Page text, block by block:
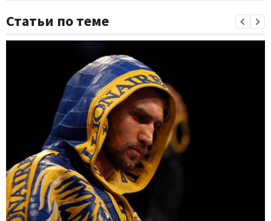
Статьи по теме